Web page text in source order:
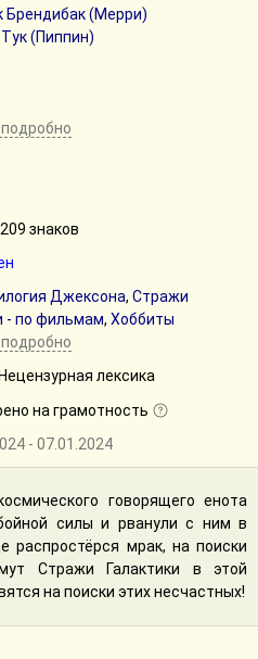
Брендибак (Мерри)
(Пиппин)
знаков
Джексона, Стражи
- по фильмам, Хоббиты
лексика
на грамотность
- 07.01.2024
говорящего енота
силы и рванули с ним в
распростёрся мрак, на поиски
Стражи Галактики в этой
на поиски этих несчастных!